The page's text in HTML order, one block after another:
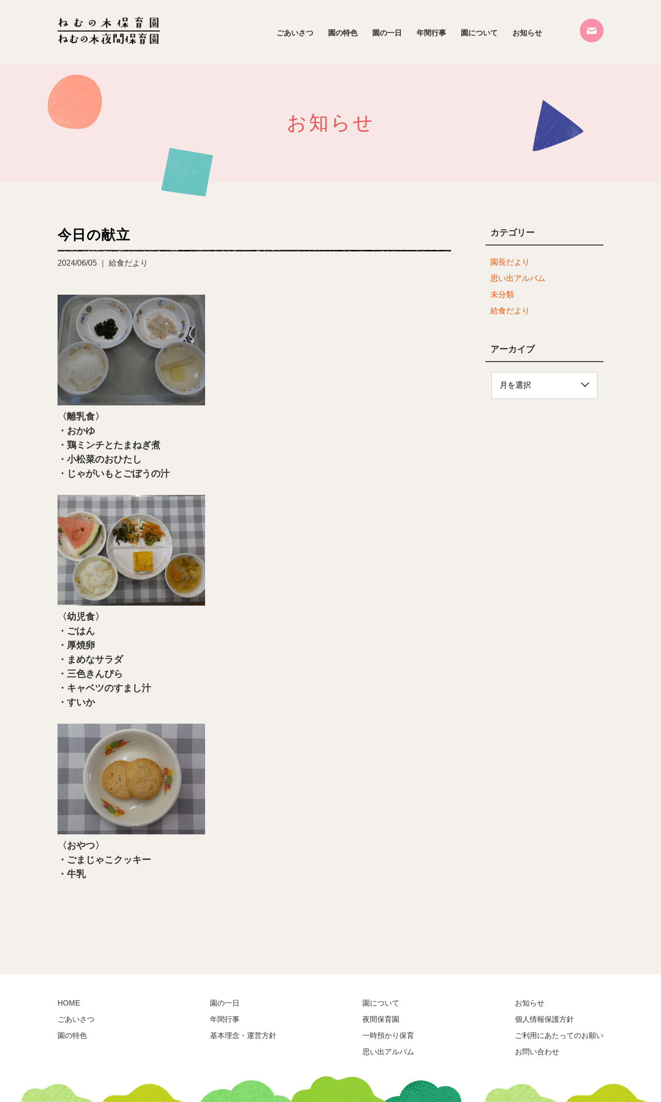
ごあいさつ 園の特色 園の一日 年間行事 園について お知らせ
お知らせ
今日の献立
2024/06/05 ｜ 給食だより
〈離乳食〉
・おかゆ
・鶏ミンチとたまねぎ煮
・小松菜のおひたし
・じゃがいもとごぼうの汁
〈幼児食〉
・ごはん
・厚焼卵
・まめなサラダ
・三色きんぴら
・キャベツのすまし汁
・すいか
〈おやつ〉
・ごまじゃこクッキー
・牛乳
カテゴリー
園長だより
思い出アルバム
未分類
給食だより
アーカイブ
HOME
ごあいさつ
園の特色
園の一日
年間行事
基本理念・運営方針
園について
夜間保育園
一時預かり保育
思い出アルバム
お知らせ
個人情報保護方針
ご利用にあたってのお願い
お問い合わせ